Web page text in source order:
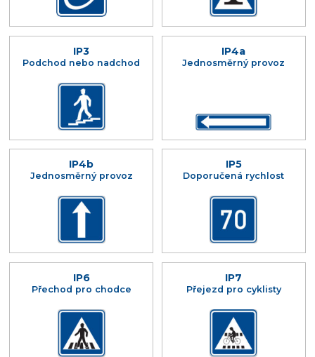
IP3
Podchod nebo nadchod
IP4a
Jednosměrný provoz
IP4b
Jednosměrný provoz
IP5
Doporučená rychlost
IP6
Přechod pro chodce
IP7
Přejezd pro cyklisty